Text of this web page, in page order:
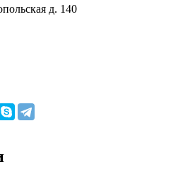
д. 140